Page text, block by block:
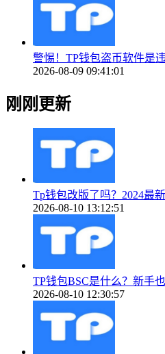
警惕！TP钱包盗币软件是
2026-08-09 09:41:01
刚刚更新
Tp钱包改版了吗？2024最
2026-08-10 13:12:51
TP钱包BSC是什么？新手
2026-08-10 12:30:57